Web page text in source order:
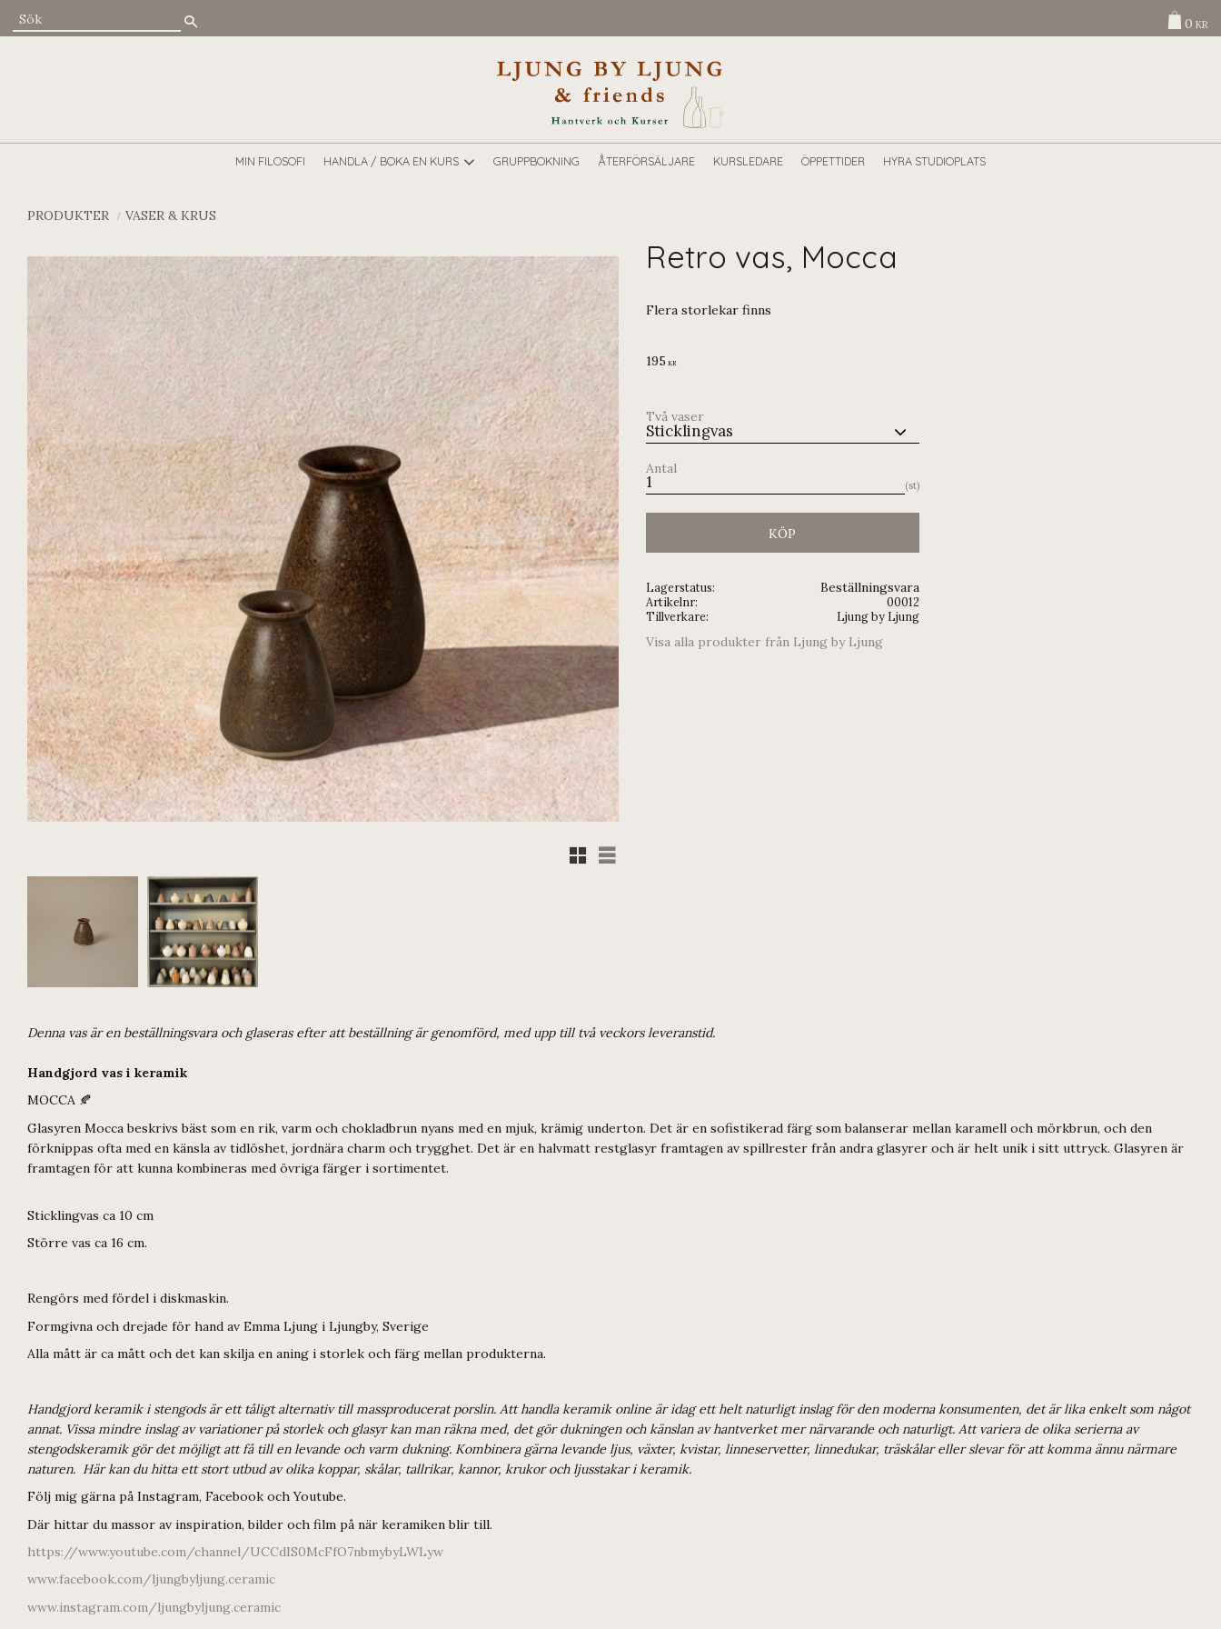
0 KR
MIN FILOSOFI HANDLA / BOKA EN KURS GRUPPBOKNING ÅTERFÖRSÄLJARE KURSLEDARE ÖPPETTIDER HYRA STUDIOPLATS
PRODUKTER VASER & KRUS
Retro vas, Mocca
Flera storlekar finns
Rutnätsvy
Listvy
195 KR
Två vaser
Antal
st
KÖP
Lagerstatus Beställningsvara
Artikelnr
00012
Tillverkare
Ljung by Ljung
Visa alla produkter från Ljung by Ljung
Denna vas är en beställningsvara och glaseras efter att beställning är genomförd, med upp till två veckors leveranstid.
Handgjord vas i keramik
MOCCA 🍂
Glasyren Mocca beskrivs bäst som en rik, varm och chokladbrun nyans med en mjuk, krämig underton. Det är en sofistikerad färg som balanserar mellan karamell och mörkbrun, och den
förknippas ofta med en känsla av tidlöshet, jordnära charm och trygghet. Det är en halvmatt restglasyr framtagen av spillrester från andra glasyrer och är helt unik i sitt uttryck. Glasyren är
framtagen för att kunna kombineras med övriga färger i sortimentet.
Sticklingvas ca 10 cm
Större vas ca 16 cm.
Rengörs med fördel i diskmaskin.
Formgivna och drejade för hand av Emma Ljung i Ljungby, Sverige
Alla mått är ca mått och det kan skilja en aning i storlek och färg mellan produkterna.
Handgjord keramik i stengods är ett tåligt alternativ till massproducerat porslin. Att handla keramik online är idag ett helt naturligt inslag för den moderna konsumenten, det är lika enkelt som något
annat. Vissa mindre inslag av variationer på storlek och glasyr kan man räkna med, det gör dukningen och känslan av hantverket mer närvarande och naturligt. Att variera de olika serierna av
stengodskeramik gör det möjligt att få till en levande och varm dukning. Kombinera gärna levande ljus, växter, kvistar, linneservetter, linnedukar, träskålar eller slevar för att komma ännu närmare
naturen. Här kan du hitta ett stort utbud av olika koppar, skålar, tallrikar, kannor, krukor och ljusstakar i keramik.
Följ mig gärna på Instagram, Facebook och Youtube.
Där hittar du massor av inspiration, bilder och film på när keramiken blir till.
https://www.youtube.com/channel/UCCdIS0McFfO7nbmybyLWLyw
www.facebook.com/ljungbyljung.ceramic
www.instagram.com/ljungbyljung.ceramic